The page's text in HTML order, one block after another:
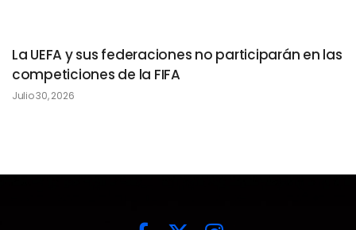
La UEFA y sus federaciones no participarán en las
competiciones de la FIFA
Julio 30, 2026